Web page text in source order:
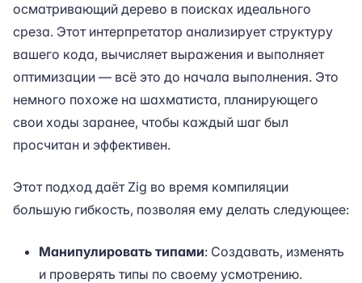
осматривающий дерево в поисках идеального
среза. Этот интерпретатор анализирует структуру
вашего кода, вычисляет выражения и выполняет
оптимизации — всё это до начала выполнения. Это
немного похоже на шахматиста, планирующего
свои ходы заранее, чтобы каждый шаг был
просчитан и эффективен.
Этот подход даёт Zig во время компиляции
большую гибкость, позволяя ему делать следующее:
Манипулировать типами: Создавать, изменять
и проверять типы по своему усмотрению.